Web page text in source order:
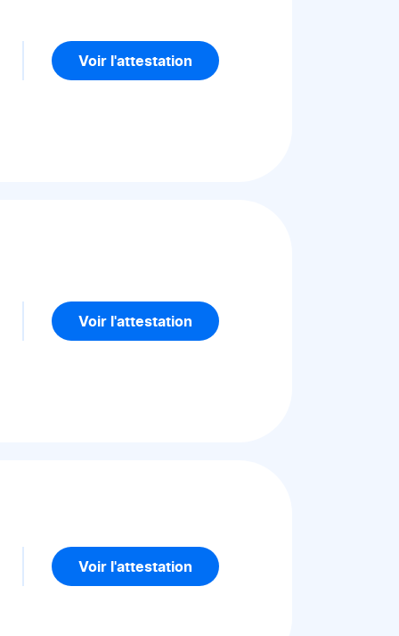
Voir l'attestation
Voir l'attestation
Voir l'attestation